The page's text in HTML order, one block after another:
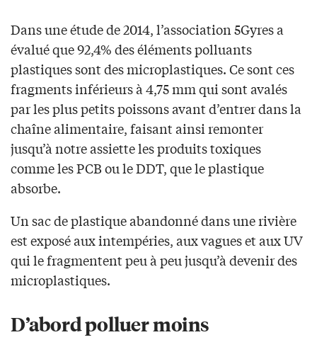
Dans une étude de 2014, l’association 5Gyres a
évalué que 92,4% des éléments polluants
plastiques sont des microplastiques. Ce sont ces
fragments inférieurs à 4,75 mm qui sont avalés
par les plus petits poissons avant d’entrer dans la
chaîne alimentaire, faisant ainsi remonter
jusqu’à notre assiette les produits toxiques
comme les PCB ou le DDT, que le plastique
absorbe.
Un sac de plastique abandonné dans une rivière
est exposé aux intempéries, aux vagues et aux UV
qui le fragmentent peu à peu jusqu’à devenir des
microplastiques.
D’abord polluer moins